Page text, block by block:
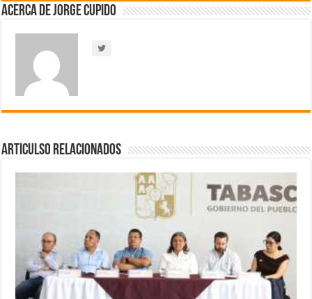
Acerca de Jorge Cupido
Articulso Relacionados